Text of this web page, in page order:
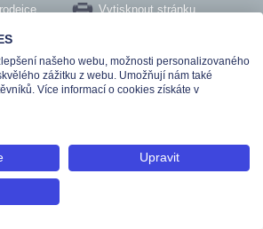
Vytisknout stránku
mail: helpdesk@teas.cz | Provozovna: tř. T.Bati 299,
763 02 Zlín
88/9, 110 00 Praha 1 - Staré Město, IČO:
Zapsána v OR vedeném u Městského soudu v
našeho webu, možnosti personalizovaného
zážitku z webu. Umožňují nám také
Více informací o cookies získáte v
Upravit